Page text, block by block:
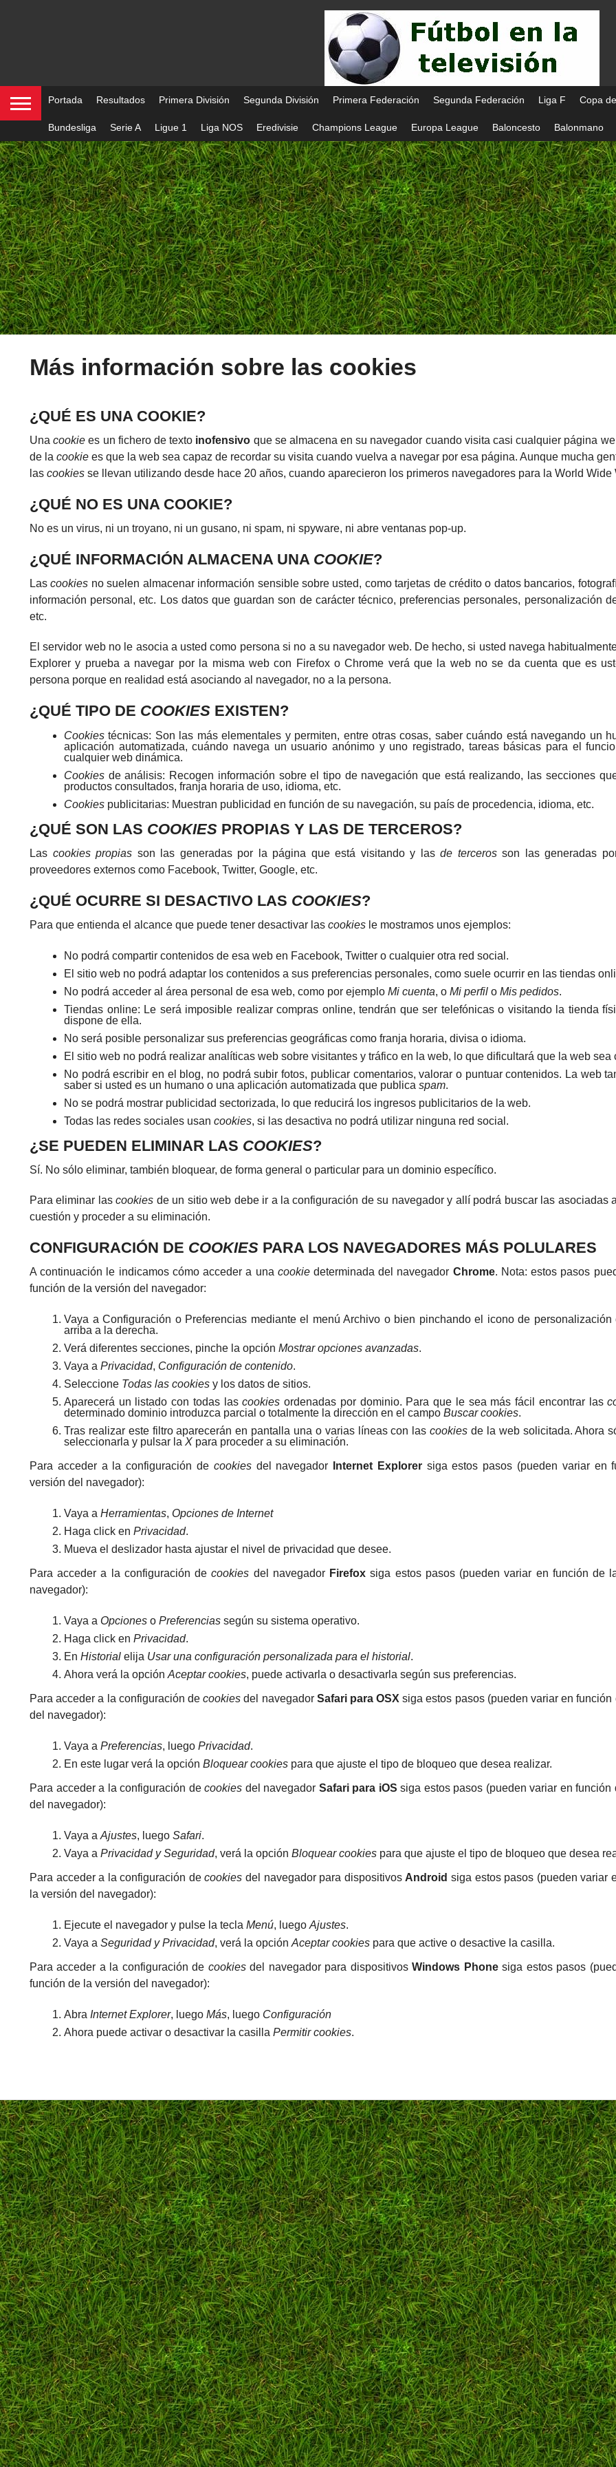
Portada Resultados Primera División Segunda División Primera Federación Segunda Federación Liga F Copa
Bundesliga Serie A Ligue 1 Liga NOS Eredivisie Champions League Europa League Baloncesto Balonmano
Más información sobre las cookies
¿QUÉ ES UNA COOKIE?
Unacookie es un fichero de texto inofensivo que se almacena en su navegador cuando visita casi cualquier página
de la cookiees que la web sea capaz de recordar su visita cuando vuelva a navegar por esa página. Aunque mucha
las cookiesse llevan utilizando desde hace 20 años, cuando aparecieron los primeros navegadores para la World Wide
¿QUÉ NO ES UNA COOKIE?
No es un virus, ni un troyano, ni un gusano, ni spam, ni spyware, ni abre ventanas pop-up.
¿QUÉ INFORMACIÓN ALMACENA UNA COOKIE?
Lascookies no suelen almacenar información sensible sobre usted, como tarjetas de crédito o datos bancarios,
información personal, etc. Los datos que guardan son de carácter técnico, preferencias personales, personalización
etc.
El servidor web no le asocia a usted como persona si no a su navegador web. De hecho, si usted navega
Explorer y prueba a navegar por la misma web con Firefox o Chrome verá que la web no se da cuenta que es
persona porque en realidad está asociando al navegador, no a la persona.
¿QUÉ TIPO DE COOKIESEXISTEN?
Cookiestécnicas: Son las más elementales y permiten, entre otras cosas, saber cuándo está navegando un
aplicación automatizada, cuándo navega un usuario anónimo y uno registrado, tareas básicas para el
cualquier web dinámica.
Cookiesde análisis: Recogen información sobre el tipo de navegación que está realizando, las secciones
productos consultados, franja horaria de uso, idioma, etc.
Cookiespublicitarias: Muestran publicidad en función de su navegación, su país de procedencia, idioma, etc.
¿QUÉ SON LAS COOKIESPROPIAS Y LAS DE TERCEROS?
Las cookies propias son las generadas por la página que está visitando y lasde tercerosson las generadas
proveedores externos como Facebook, Twitter, Google, etc.
¿QUÉ OCURRE SI DESACTIVO LAS COOKIES?
Para que entienda el alcance que puede tener desactivar las cookiesle mostramos unos ejemplos:
No podrá compartir contenidos de esa web en Facebook, Twitter o cualquier otra red social.
El sitio web no podrá adaptar los contenidos a sus preferencias personales, como suele ocurrir en las tiendas
No podrá acceder al área personal de esa web, como por ejemplo Mi cuenta, o Mi perfilo Mis pedidos.
Tiendas online: Le será imposible realizar compras online, tendrán que ser telefónicas o visitando la tienda
dispone de ella.
No será posible personalizar sus preferencias geográficas como franja horaria, divisa o idioma.
El sitio web no podrá realizar analíticas web sobre visitantes y tráfico en la web, lo que dificultará que la web sea
No podrá escribir en el blog, no podrá subir fotos, publicar comentarios, valorar o puntuar contenidos. La web
saber si usted es un humano o una aplicación automatizada que publica spam.
No se podrá mostrar publicidad sectorizada, lo que reducirá los ingresos publicitarios de la web.
Todas las redes sociales usan cookies, si las desactiva no podrá utilizar ninguna red social.
¿SE PUEDEN ELIMINAR LAS COOKIES?
Sí. No sólo eliminar, también bloquear, de forma general o particular para un dominio específico.
Para eliminar lascookies de un sitio web debe ir a la configuración de su navegador y allí podrá buscar las asociadas
cuestión y proceder a su eliminación.
CONFIGURACIÓN DE COOKIESPARA LOS NAVEGADORES MÁS POLULARES
A continuación le indicamos cómo acceder a una cookiedeterminada del navegador Chrome. Nota: estos pasos
función de la versión del navegador:
Vaya a Configuración o Preferencias mediante el menú Archivo o bien pinchando el icono de personalización
arriba a la derecha.
Verá diferentes secciones, pinche la opción Mostrar opciones avanzadas.
Vaya a Privacidad, Configuración de contenido.
Seleccione Todas las cookiesy los datos de sitios.
Aparecerá un listado con todas lascookies ordenadas por dominio. Para que le sea más fácil encontrar las
determinado dominio introduzca parcial o totalmente la dirección en el campo Buscar cookies.
Tras realizar este filtro aparecerán en pantalla una o varias líneas con lascookies de la web solicitada. Ahora
seleccionarla y pulsar la Xpara proceder a su eliminación.
Para acceder a la configuración de cookiesdel navegador Internet Explorersiga estos pasos (pueden variar en
versión del navegador):
Vaya a Herramientas, Opciones de Internet
Haga click en Privacidad.
Mueva el deslizador hasta ajustar el nivel de privacidad que desee.
Para acceder a la configuración decookies del navegador Firefox siga estos pasos (pueden variar en función de
navegador):
Vaya a Opcioneso Preferenciassegún su sistema operativo.
Haga click en Privacidad.
En Historialelija Usar una configuración personalizada para el historial.
Ahora verá la opción Aceptar cookies, puede activarla o desactivarla según sus preferencias.
Para acceder a la configuración decookies del navegador Safari para OSX siga estos pasos (pueden variar en función
del navegador):
Vaya a Preferencias, luego Privacidad.
En este lugar verá la opción Bloquear cookiespara que ajuste el tipo de bloqueo que desea realizar.
Para acceder a la configuración decookies del navegador Safari para iOS siga estos pasos (pueden variar en función
del navegador):
Vaya a Ajustes, luego Safari.
Vaya a Privacidad y Seguridad, verá la opción Bloquear cookiespara que ajuste el tipo de bloqueo que desea
Para acceder a la configuración decookies del navegador para dispositivos Android siga estos pasos (pueden variar
la versión del navegador):
Ejecute el navegador y pulse la tecla Menú, luego Ajustes.
Vaya a Seguridad y Privacidad, verá la opción Aceptar cookiespara que active o desactive la casilla.
Para acceder a la configuración de cookiesdel navegador para dispositivosWindows Phonesiga estos pasos
función de la versión del navegador):
Abra Internet Explorer, luego Más, luego Configuración
Ahora puede activar o desactivar la casilla Permitir cookies.